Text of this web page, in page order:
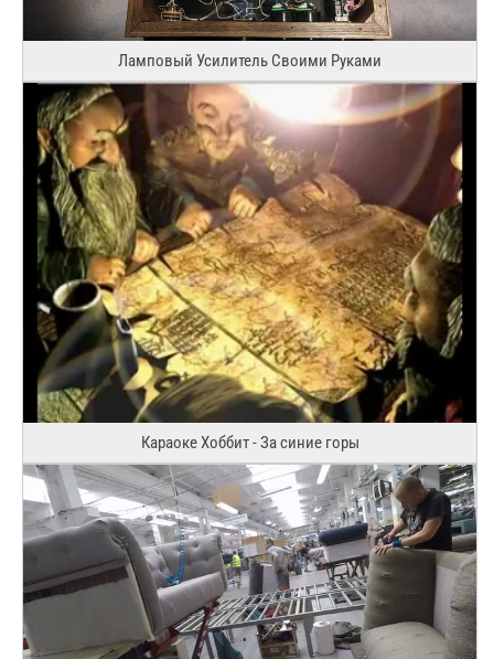
Ламповый Усилитель Своими Руками
Караоке Хоббит - За синие горы